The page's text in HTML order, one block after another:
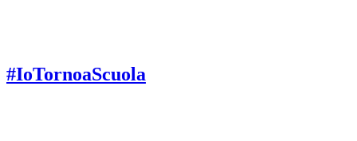
#IoTornoaScuola